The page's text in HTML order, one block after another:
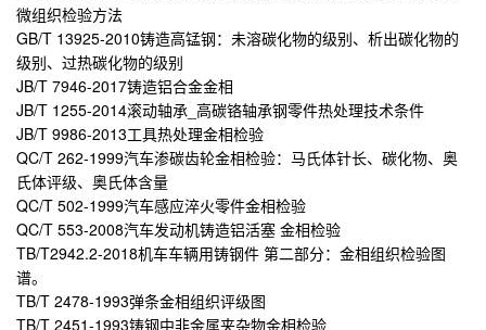
微组织检验方法
GB/T 13925-2010铸造高锰钢：未溶碳化物的级别、析出碳化物的
级别、过热碳化物的级别
JB/T 7946-2017铸造铝合金金相
JB/T 1255-2014滚动轴承_高碳铬轴承钢零件热处理技术条件
JB/T 9986-2013工具热处理金相检验
QC/T 262-1999汽车渗碳齿轮金相检验：马氏体针长、碳化物、奥
氏体评级、奥氏体含量
QC/T 502-1999汽车感应淬火零件金相检验
QC/T 553-2008汽车发动机铸造铝活塞 金相检验
TB/T2942.2-2018机车车辆用铸钢件 第二部分：金相组织检验图
谱。
TB/T 2478-1993弹条金相组织评级图
TB/T 2451-1993铸钢中非金属夹杂物金相检验